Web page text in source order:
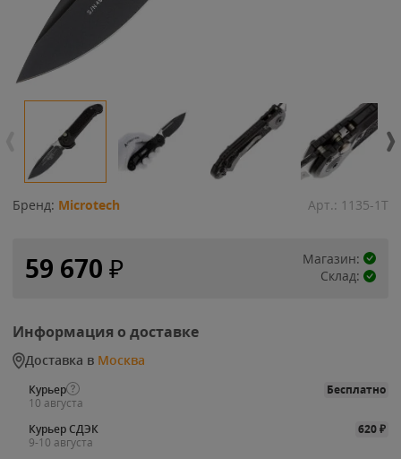
Бренд: Microtech Арт.: 1135-1T
59 670 ₽
Магазин:
Склад:
Информация о доставке
Доставка в Москва
Курьер
Бесплатно
10 августа
Курьер СДЭК
620₽
9-10 августа